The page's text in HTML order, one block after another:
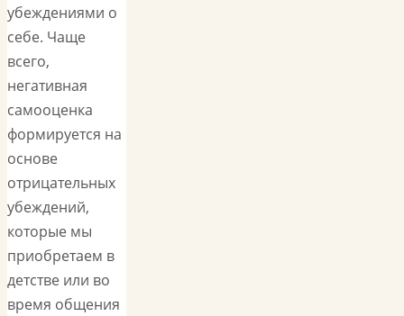
убеждениями о
себе. Чаще
всего,
негативная
самооценка
формируется на
основе
отрицательных
убеждений,
которые мы
приобретаем в
детстве или во
время общения